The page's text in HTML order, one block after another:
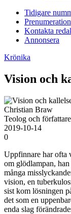
Tidigare
Prenumeration
Kontakta
Annonsera
Krönika
Vision och
Christian Braw
Teolog och författare
2019-10-14
0
Uppfinnare har ofta
om glödlampan,
många
vision, en
sist kom lösningen
det som en
enda slag